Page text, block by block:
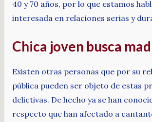
40 y 70 años, por lo que estamos
interesada en relaciones serias y
Chica joven busca
Existen otras personas que por su
pública pueden ser objeto de estas
delictivas. De hecho ya se han
respecto que han afectado a